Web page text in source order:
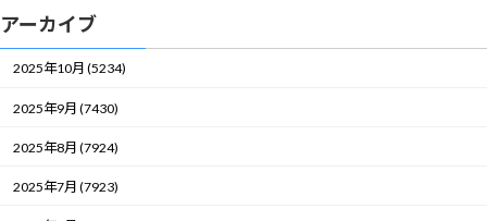
アーカイブ
2025年10月 (5234)
2025年9月 (7430)
2025年8月 (7924)
2025年7月 (7923)